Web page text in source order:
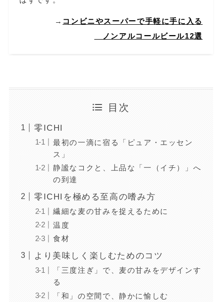
→ コンビニやスーパーで手軽に手に入る
ノンアルコールビール12選
目次
零ICHI
最初の一滴に宿る「ピュア・エッセン
ス」
静謐なコクと、上品な「一（イチ）」へ
の到達
零ICHIを極める至高の嗜み方
繊細な麦の甘みを捉えるために
温度
食材
より美味しく楽しむためのコツ
「三度注ぎ」で、麦の甘みをデザインす
る
「和」の空間で、静かに愉しむ